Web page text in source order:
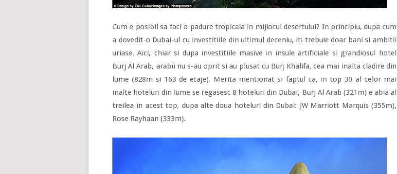
Cum e posibil sa faci o padure tropicala in mijlocul desertului? In principiu, dupa cum
a dovedit-o Dubai-ul cu investitiile din ultimul deceniu, iti trebuie doar bani si ambitii
uriase. Aici, chiar si dupa investitiile masive in insule artificiale si grandiosul hotel
Burj Al Arab, arabii nu s-au oprit si au plusat cu Burj Khalifa, cea mai inalta cladire din
lume (828m si 163 de etaje). Merita mentionat si faptul ca, in top 30 al celor mai
inalte hoteluri din lume se regasesc 8 hoteluri din Dubai, Burj Al Arab (321m) e abia al
treilea in acest top, dupa alte doua hoteluri din Dubai: JW Marriott Marquis (355m),
Rose Rayhaan (333m).